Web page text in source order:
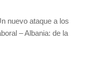
nuevo ataque a los
– Albania: de la